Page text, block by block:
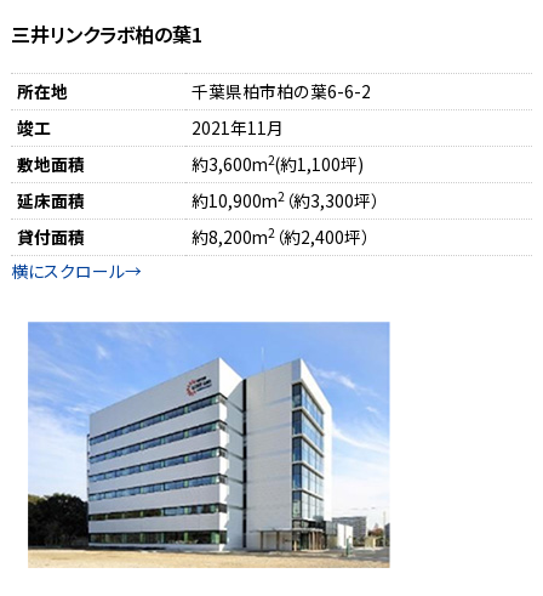
三井リンクラボ柏の葉1
所在地
千葉県柏市柏の葉6-6-2
竣工
2021年11月
敷地面積
約3,600m2(約1,100坪)
延床面積
約10,900m2（約3,300坪）
貸付面積
約8,200m2（約2,400坪）